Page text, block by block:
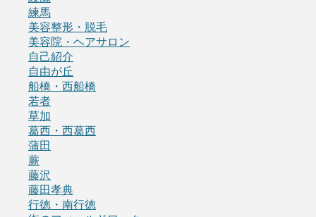
練馬
美容整形・脱毛
美容院・ヘアサロン
自己紹介
自由が丘
船橋・西船橋
若者
草加
葛西・西葛西
蒲田
蕨
藤沢
藤田孝典
行徳・南行徳